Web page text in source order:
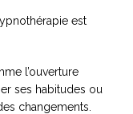
est
l’ouverture
ses habitudes ou
changements.